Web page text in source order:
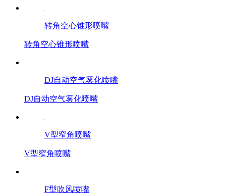
转角空心锥形喷嘴
转角空心锥形喷嘴
DJ自动空气雾化喷嘴
DJ自动空气雾化喷嘴
V型窄角喷嘴
V型窄角喷嘴
F型吹风喷嘴